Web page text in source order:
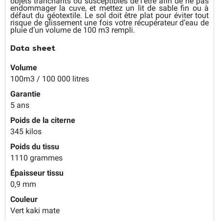
endommager la cuve, et mettez un lit de sable fin ou à
défaut du géotextile. Le sol doit être plat pour éviter tout
risque de glissement une fois votre récupérateur d’eau de
pluie d’un volume de 100 m3 rempli.
Data sheet
Volume
100m3 / 100 000 litres
Garantie
5 ans
Poids de la citerne
345 kilos
Poids du tissu
1110 grammes
Épaisseur tissu
0,9 mm
Couleur
Vert kaki mate